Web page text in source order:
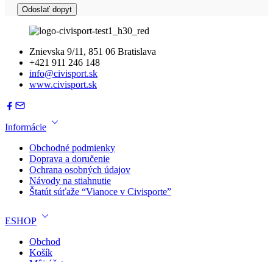
Znievska 9/11, 851 06 Bratislava
+421 911 246 148
info@civisport.sk
www.civisport.sk
Informácie
Obchodné podmienky
Doprava a doručenie
Ochrana osobných údajov
Návody na stiahnutie
Štatút súťaže “Vianoce v Civisporte”
ESHOP
Obchod
Košík